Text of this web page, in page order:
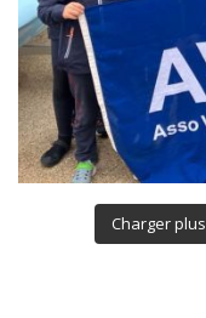
Charger plus